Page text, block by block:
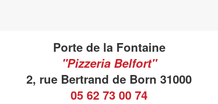
Porte de la Fontaine
"Pizzeria Belfort"
2, rue Bertrand de Born 31000
05 62 73 00 74